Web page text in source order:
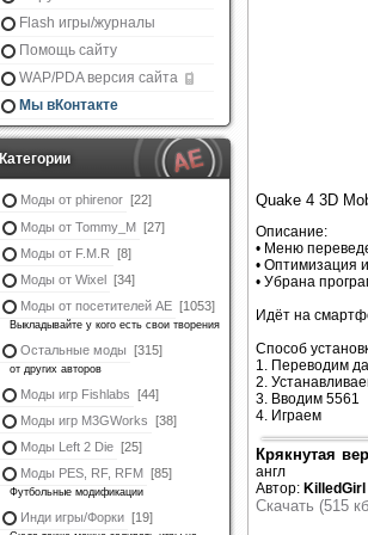
Flash игры/журналы
Помощь сайту
WAP/PDA версия сайта
Мы вКонтакте
Категории
Моды от phirenor [22]
Моды от Tommy_M [27]
Моды от F.M.R [8]
Моды от Wixel [34]
Моды от посетителей АЕ [1053]
Выкладывайте у кого есть свои творения
Остальные моды [315]
от других авторов
Моды игр Fishlabs [44]
Моды игр M3GWorks [38]
Моды Left 2 Die [25]
Моды PES, RF, RFM [85]
Футбольные модификации
Инди игры/Форки [19]
Quake 4 3D
Описание:
• Меню
• Оптимизация
• Убрана
Идёт на
Способ
1. Переводим
2.
3. Вводим 5561
4. Играем
Крякнутая
англ
Автор: KilledGirl
Скачать (515